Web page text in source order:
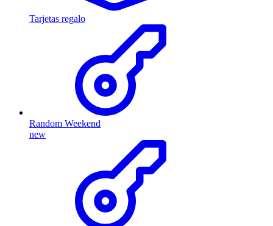
Tarjetas regalo
Random Weekend
new